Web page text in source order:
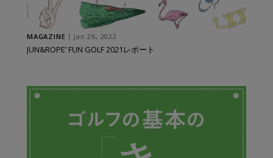
MAGAZINE Jan 26, 2022
JUN&ROPE’ FUN GOLF 2021レポート